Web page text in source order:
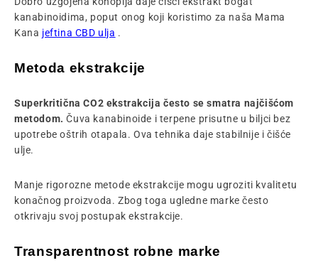
kanabinoidima, poput onog koji koristimo za naša Mama
Kana jeftina CBD ulja .
Metoda ekstrakcije
Superkritična CO2 ekstrakcija često se smatra najčišćom
metodom. Čuva kanabinoide i terpene prisutne u biljci bez
upotrebe oštrih otapala. Ova tehnika daje stabilnije i čišće
ulje.
Manje rigorozne metode ekstrakcije mogu ugroziti kvalitetu
konačnog proizvoda. Zbog toga ugledne marke često
otkrivaju svoj postupak ekstrakcije.
Transparentnost robne marke